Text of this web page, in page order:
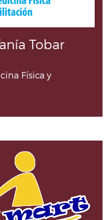
Tobar
Física y